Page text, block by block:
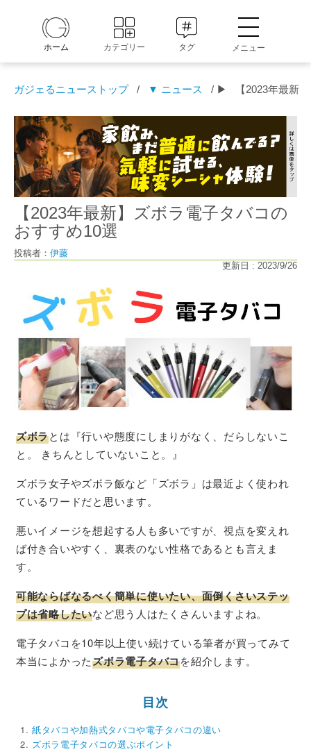
ホーム カテゴリー タグ メニュー
ガジェるニューストップ / ▼ ニュース / ▶ 【2023年最新
【2023年最新】ズボラ電子タバコの
おすすめ10選
投稿者： 伊藤
更新日 : 2023/9/26
ズボラとは『行いや態度にしまりがなく、だらしないこ
と。 きちんとしていないこと。』
ズボラ女子やズボラ飯など「ズボラ」は最近よく使われ
ているワードだと思います。
悪いイメージを想起する人も多いですが、視点を変えれ
ば付き合いやすく、裏表のない性格であるとも言えま
す。
可能ならばなるべく簡単に使いたい、面倒くさいステッ
プは省略したいなど思う人はたくさんいますよね。
電子タバコを10年以上使い続けている筆者が買ってみて
本当によかったズボラ電子タバコを紹介します。
目次
紙タバコや加熱式タバコや電子タバコの違い
ズボラ電子タバコの選ぶポイント